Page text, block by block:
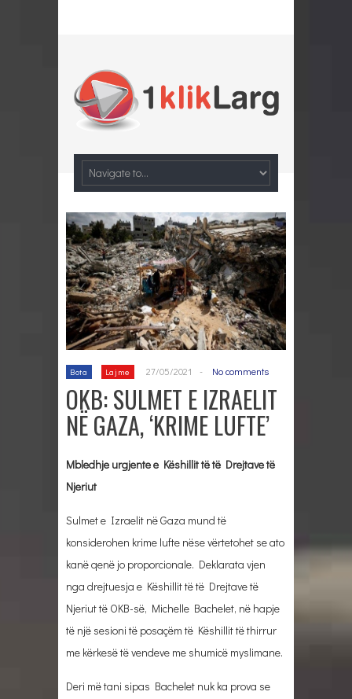
Bota Lajme 27/05/2021 - No comments
OKB: SULMET E IZRAELIT
NË GAZA, ‘KRIME LUFTE’
Mbledhje urgjente e Këshillit të të Drejtave të
Njeriut
Sulmet e Izraelit në Gaza mund të
konsiderohen krime lufte nëse vërtetohet se ato
kanë qenë jo proporcionale. Deklarata vjen
nga drejtuesja e Këshillit të të Drejtave të
Njeriut të OKB-së, Michelle Bachelet, në hapje
të një sesioni të posaçëm të Këshillit të thirrur
me kërkesë të vendeve me shumicë myslimane.
Deri më tani sipas Bachelet nuk ka prova se